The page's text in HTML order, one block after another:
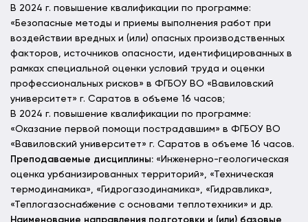
В 2024 г. повышение квалификации по программе:
«Безопасные методы и приемы выполнения работ при
воздействии вредных и (или) опасных производственных
факторов, источников опасности, идентифицированных в
рамках специальной оценки условий труда и оценки
профессиональных рисков» в ФГБОУ ВО «Вавиловский
университет» г. Саратов в объеме 16 часов;
В 2024 г. повышение квалификации по программе:
«Оказание первой помощи пострадавшим» в ФГБОУ ВО
«Вавиловский университет» г. Саратов в объеме 16 часов.
Преподаваемые дисциплины: «Инженерно-геологическая
оценка урбанизированных территорий», «Техническая
термодинамика», «Гидрогазодинамика», «Гидравлика»,
«Теплогазоснабжение с основами теплотехники» и др.
Наименование направления подготовки и (или) базовые